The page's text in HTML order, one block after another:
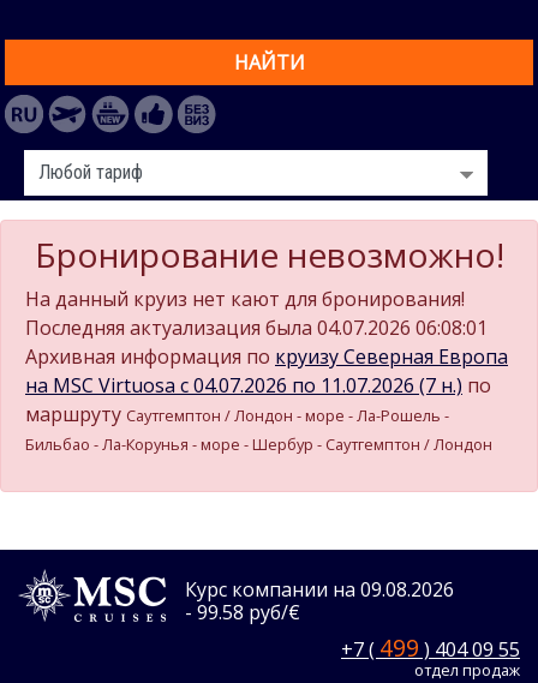
НАЙТИ
Бронирование невозможно!
На данный круиз нет кают для бронирования!
Последняя актуализация была 04.07.2026 06:08:01
Архивная информация по круизу Северная Европа
на MSC Virtuosa c 04.07.2026 по 11.07.2026 (7 н.) по
маршруту Саутгемптон / Лондон - море - Ла-Рошель -
Бильбао - Ла-Корунья - море - Шербур - Саутгемптон / Лондон
Курс компании на 09.08.2026
- 99.58 руб/€
+7 ( 499 ) 404 09 55
отдел продаж